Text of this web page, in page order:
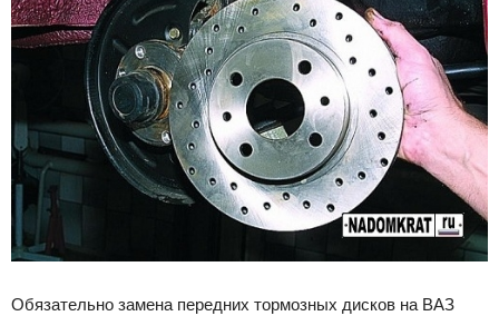
Обязательно замена передних тормозных дисков на ВАЗ